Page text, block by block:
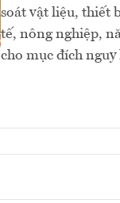
soát vật liệu, thiết
tế, nông nghiệp,
cho mục đích nguy